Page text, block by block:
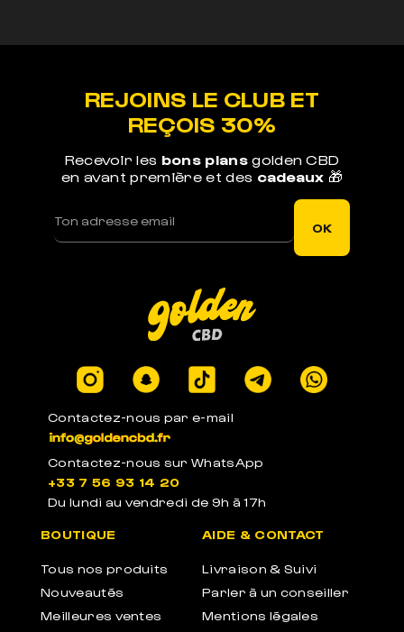
Contactez-nous par e-mail
Contactez-nous sur WhatsApp
+33 7 56 93 14 20
Du lundi au vendredi de 9h à 17h
BOUTIQUE
Tous nos produits
Nouveautés
Meilleures ventes
AIDE & CONTACT
Livraison & Suivi
Parler à un conseiller
Mentions légales
REJOINS LE CLUB ET
REÇOIS 30%
Recevoir les bons plansgolden CBD
en avant première et des cadeaux 🎁
OK